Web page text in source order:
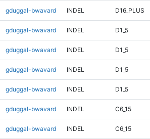
gduggal-bwavard INDEL D16_PLUS
gduggal-bwavard INDEL D1_5
gduggal-bwavard INDEL D1_5
gduggal-bwavard INDEL D1_5
gduggal-bwavard INDEL D1_5
gduggal-bwavard INDEL C6_15
gduggal-bwavard INDEL C6_15